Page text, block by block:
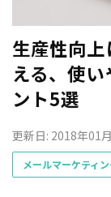
生産性向
える、使
ント5選
更新日: 2018年01
メールマーケティ